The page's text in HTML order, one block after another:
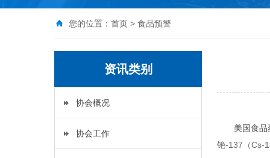
您的位置： 首页 > 食品预警
资讯类别
协会概况
协会工作
美国食品
铯-137（Cs-